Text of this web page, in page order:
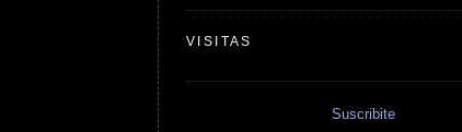
VISITAS
Suscribite